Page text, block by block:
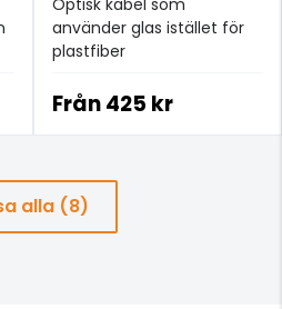
använder glas istället för
plastfiber
Från425 kr
alla (8)